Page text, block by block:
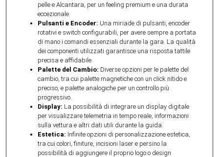
pelle e Alcantara, per un feeling premium e una durata
eccezionale.
Pulsanti e Encoder: Una miriade di pulsanti, encoder
rotativi e switch configurabili, per avere sempre a portata
di mano i comandi essenziali durante la gara. La qualità
dei componenti utilizzati garantisce una risposta tattile
precisa e affidabile.
Palette del Cambio: Diverse opzioni per le palette del
cambio, tra cui palette magnetiche con un click nitido e
preciso, e palette analogiche per un controllo più
progressivo.
Display: La possibilità di integrare un display digitale
per visualizzare telemetria in tempo reale, informazioni
sulla vettura e altri dati utili durante la guida.
Estetica: Infinite opzioni di personalizzazione estetica,
tra cui colori, finiture, incisioni laser e persino la
possibilità di aggiungere il proprio logo o design